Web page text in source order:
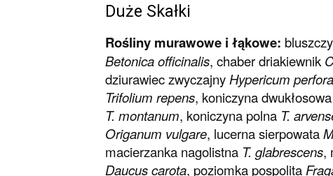
Duże Skałki
Rośliny murawowe i łąkowe:
Betonica officinalis, chaber driakiewnik
dziurawiec zwyczajnyHypericum
Trifolium repens, koniczyna dwukłosowa
T. montanum, koniczyna polna T.
Origanum vulgare, lucerna sierpowata
macierzanka nagolistna T. glabrescens,
Daucus carota, poziomka pospolita